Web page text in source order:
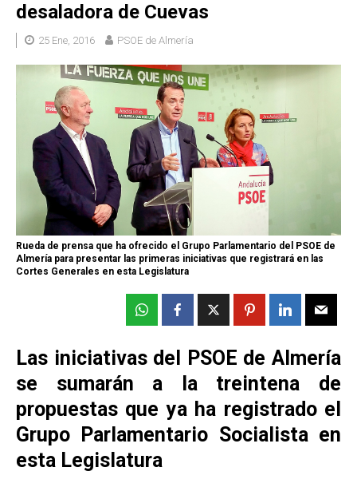
desaladora de Cuevas
25 Ene, 2016 PSOE de Almería
Rueda de prensa que ha ofrecido el Grupo Parlamentario del PSOE de
Almería para presentar las primeras iniciativas que registrará en las
Cortes Generales en esta Legislatura
Las iniciativas del PSOE de Almería
se sumarán a la treintena de
propuestas que ya ha registrado el
Grupo Parlamentario Socialista en
esta Legislatura